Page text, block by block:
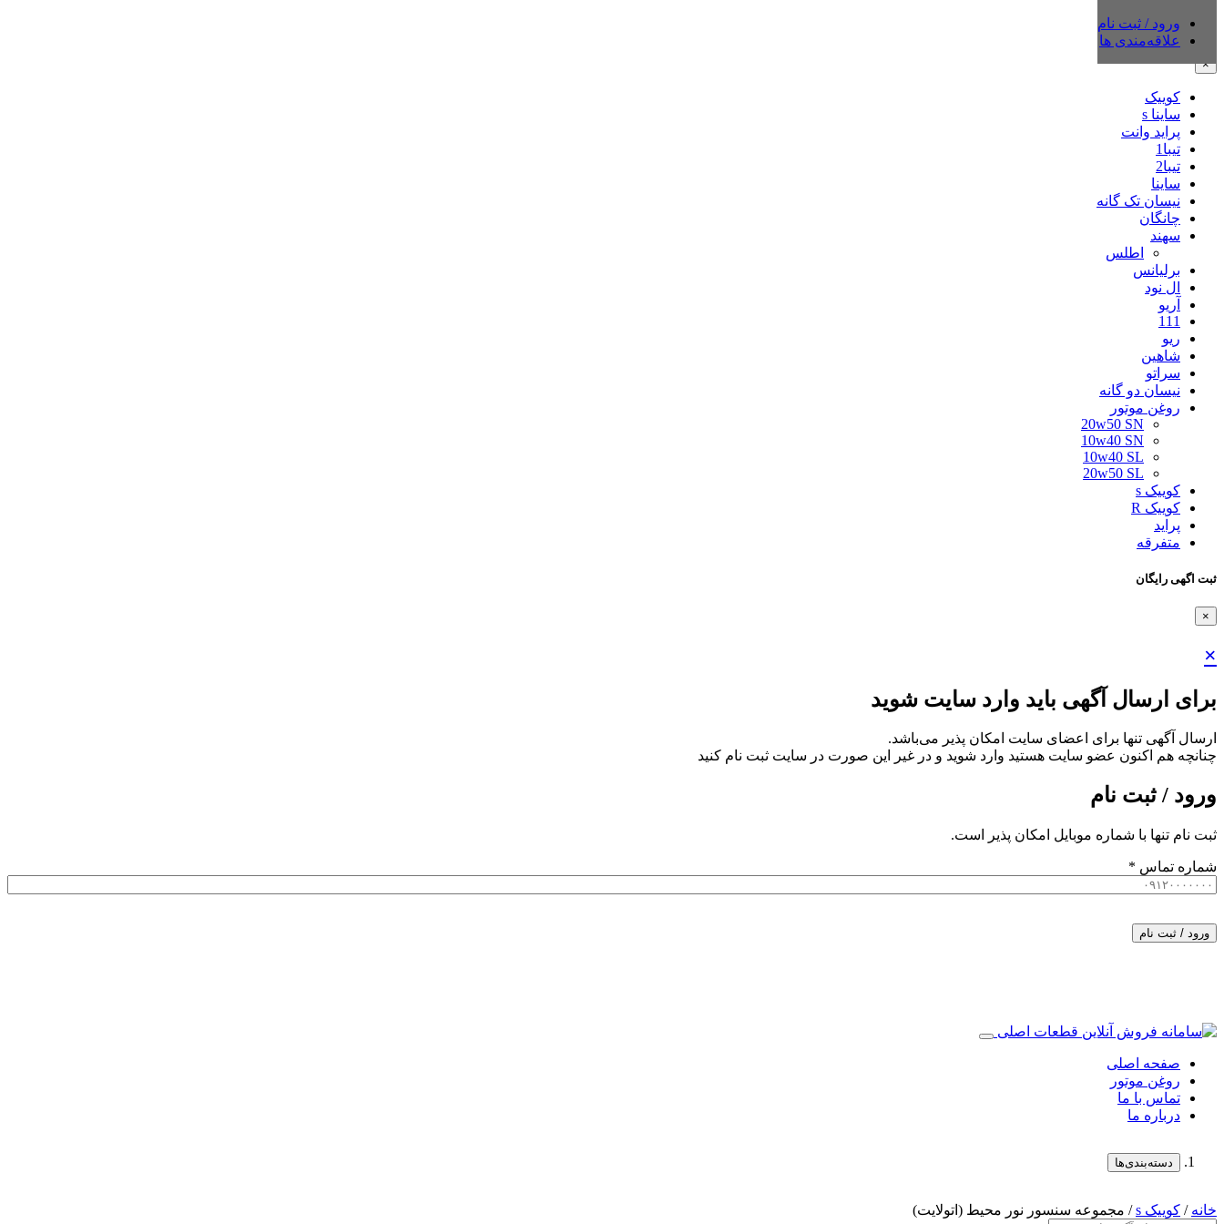
دسته‌بندی‌ها
×
کوییک
ساینا s
پراید وانت
تیبا1
تیبا2
ساینا
نیسان تک گانه
چانگان
سهند
اطلس
برلیانس
ال نود
آریو
111
ریو
شاهین
سراتو
نیسان دو گانه
روغن موتور
20w50 SN
10w40 SN
10w40 SL
20w50 SL
کوییک s
کوییک R
پراید
متفرقه
ثبت اگهی رایگان
×
×
برای ارسال آگهی باید وارد سایت شوید
ارسال آگهی تنها برای اعضای سایت امکان پذیر می‌باشد.
چنانچه هم‌ اکنون عضو سایت هستید وارد شوید و در غیر این صورت در سایت ثبت نام کنید
ورود / ثبت نام
ثبت نام تنها با شماره موبایل امکان پذیر است.
شماره تماس *
ورود / ثبت نام
ورود / ثبت نام
علاقه‌مندی ها
صفحه اصلی
روغن موتور
تماس با ما
درباره ما
دسته‌بندی‌ها
خانه / کوییک s / مجموعه سنسور نور محیط (اتولایت)